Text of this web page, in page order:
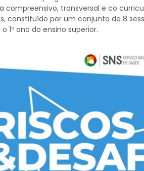
compreensivo, transversal e co
constituído por um conjunto de 8
1º ano do ensino superior.